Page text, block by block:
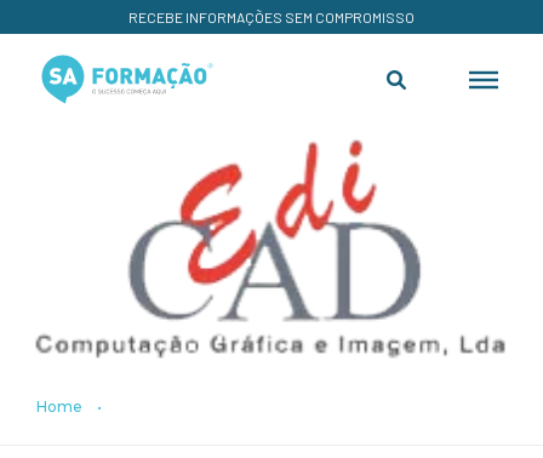
RECEBE INFORMAÇÕES SEM COMPROMISSO
Home •